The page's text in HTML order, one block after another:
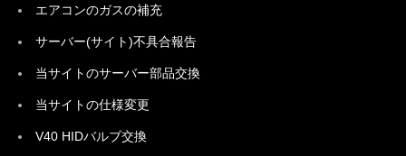
エアコンのガスの補充
サーバー(サイト)不具合報告
当サイトのサーバー部品交換
当サイトの仕様変更
V40 HIDバルブ交換